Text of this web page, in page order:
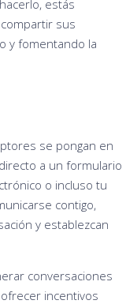
estás
sus
y fomentando la
se pongan en
a un formulario
o incluso tu
contigo,
y establezcan
conversaciones
incentivos